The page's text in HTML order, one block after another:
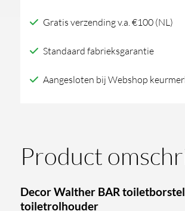
aantalGratis verzending v.a. €100 (NL)
Standaard fabrieksgarantie
Aangesloten bij Webshop
Product
Decor Walther BAR
toiletrolhouder